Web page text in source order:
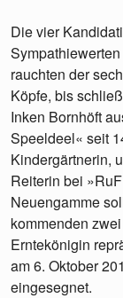
Die vier
rauchten der
Köpfe, bis
Inken Bornhöft
Speeldeel« seit
Kindergärtnerin,
Reiterin bei
Neuengamme
kommenden
Erntekönigin
am 6. Oktober
eingesegnet.